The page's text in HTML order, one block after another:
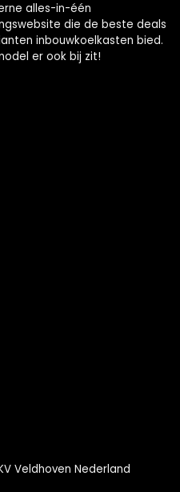
alles-in-één
die de beste deals
inbouwkoelkasten bied.
er ook bij zit!
Veldhoven Nederland